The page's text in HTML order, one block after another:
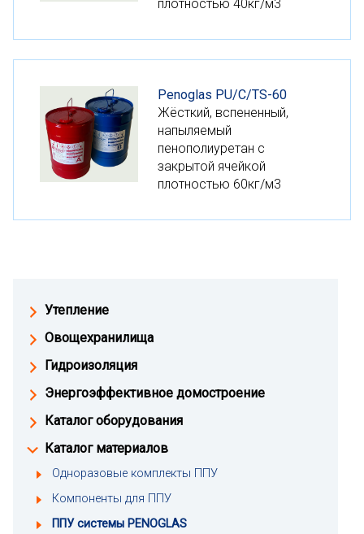
Утепление
Овощехранилища
Гидроизоляция
Энергоэффективное домостроение
Каталог оборудования
Каталог материалов
Одноразовые комплекты ППУ
Компоненты для ППУ
ППУ системы PENOGLAS
плотностью 40кг/м3
Penoglas PU/С/TS-60
Жёсткий, вспененный,
напыляемый
пенополиуретан с
закрытой ячейкой
плотностью 60кг/м3